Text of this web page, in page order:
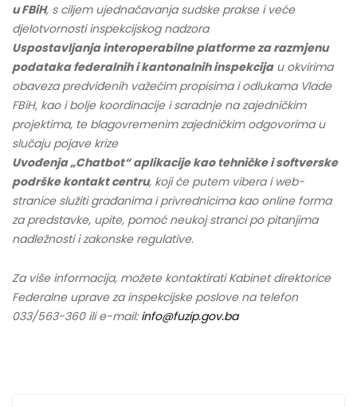
u FBiH, s ciljem ujednačavanja sudske prakse i veće
djelotvornosti inspekcijskog nadzora
Uspostavljanja interoperabilne platforme za razmjenu
podataka federalnih i kantonalnih inspekcijau okvirima
obaveza predviđenih važećim propisima i odlukama Vlade
FBiH, kao i bolje koordinacije i saradnje na zajedničkim
projektima, te blagovremenim zajedničkim odgovorima u
slučaju pojave krize
Uvođenja „Chatbot“ aplikacije kao tehničke i softverske
podrške kontakt centru, koji će putem vibera i web-
stranice služiti građanima i privrednicima kao online forma
za predstavke, upite, pomoć neukoj stranci po pitanjima
nadležnosti i zakonske regulative.
Za više informacija, možete kontaktirati Kabinet direktorice
Federalne uprave za inspekcijske poslove na telefon
033/563-360 ili e-mail: info@fuzip.gov.ba